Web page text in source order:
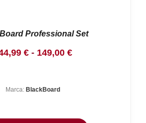
Professional Set
€ - 149,00 €Rango
hasta
Marca: BlackBoard